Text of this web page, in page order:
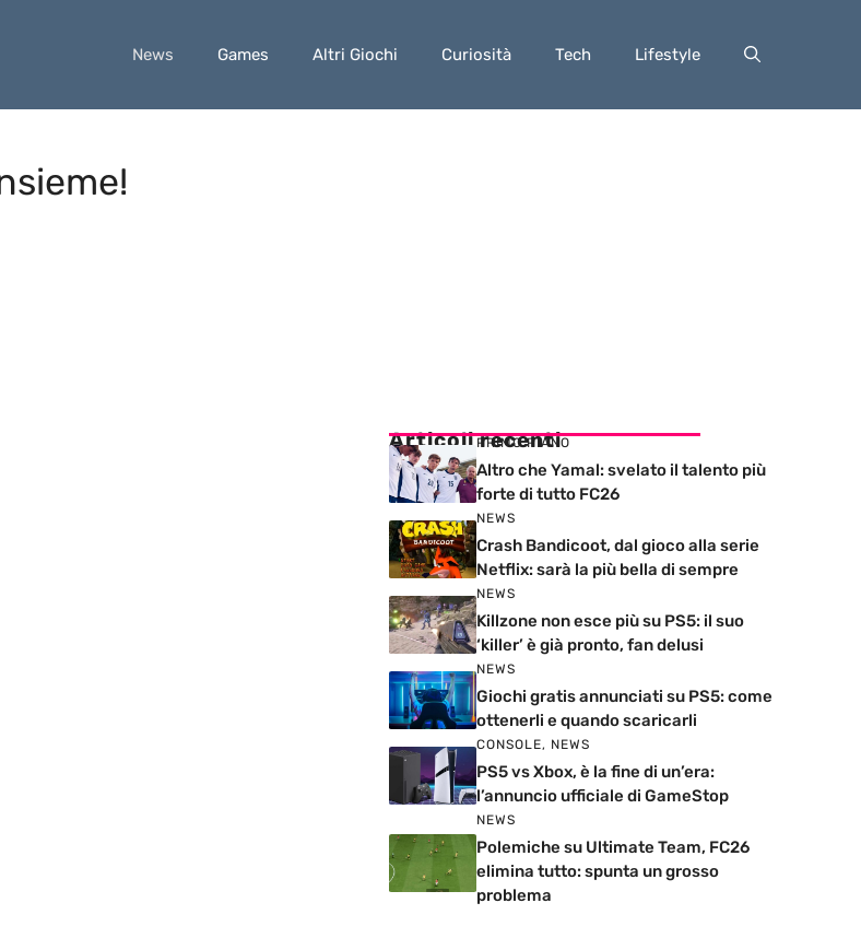
News Games Altri Giochi Curiosità Tech Lifestyle
Articoli recenti
PRIMO PIANO
Altro che Yamal: svelato il talento più
forte di tutto FC26
NEWS
Crash Bandicoot, dal gioco alla serie
Netflix: sarà la più bella di sempre
NEWS
Killzone non esce più su PS5: il suo
‘killer’ è già pronto, fan delusi
NEWS
Giochi gratis annunciati su PS5: come
ottenerli e quando scaricarli
CONSOLE, NEWS
PS5 vs Xbox, è la fine di un’era:
l’annuncio ufficiale di GameStop
NEWS
Polemiche su Ultimate Team, FC26
elimina tutto: spunta un grosso
problema